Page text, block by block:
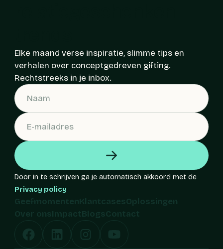
Elke maand verse inspiratie, slimme tips en
verhalen over conceptgedreven gifting.
Rechtstreeks in je inbox.
Door in te schrijven ga je automatisch akkoord met de
Privacy policy
Geefmomenten Klantcases Oplossingen
Over ons
Impact Blogs Contact